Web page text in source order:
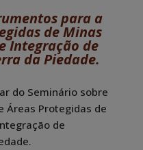
para a
de Minas
Integração de
da Piedade.
do Seminário sobre
Áreas Protegidas de
de